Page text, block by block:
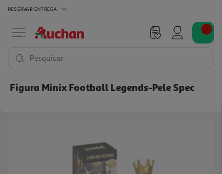
RESERVAR ENTREGA
Pesquisar
Figura Minix Football Legends-Pele Spec